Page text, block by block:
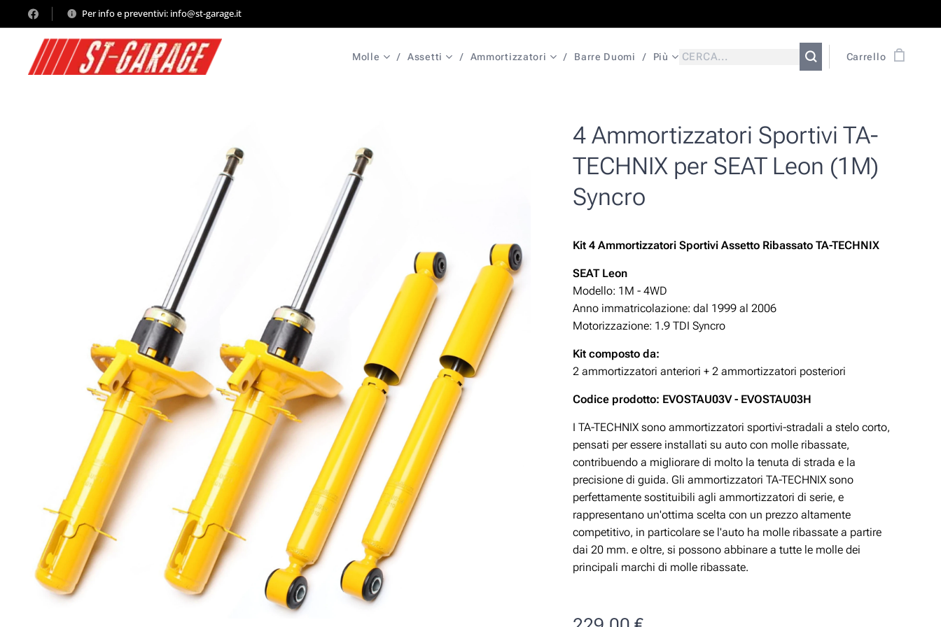
Per info e preventivi: info@st-garage.it
Molle Assetti Ammortizzatori Barre Duomi Più Carrello
4 Ammortizzatori Sportivi TA-
TECHNIX per SEAT Leon (1M)
Syncro
Kit 4 Ammortizzatori Sportivi Assetto Ribassato TA-TECHNIX
SEAT Leon
Modello: 1M - 4WD
Anno immatricolazione: dal 1999 al 2006
Motorizzazione: 1.9 TDISyncro
Kit composto da:
2 ammortizzatori anteriori + 2 ammortizzatori posteriori
Codice prodotto: EVOSTAU03V - EVOSTAU03H
I TA-TECHNIX sono ammortizzatori sportivi-stradali a stelo corto,
pensati per essere installati su auto con molle ribassate,
contribuendo a migliorare di molto la tenuta di strada e la
precisione di guida. Gli ammortizzatori TA-TECHNIX sono
perfettamente sostituibili agli ammortizzatori di serie, e
rappresentano un'ottima scelta con un prezzo altamente
competitivo, in particolare se l'auto ha molle ribassate a partire
dai 20 mm. e oltre, si possono abbinare a tutte le molle dei
principali marchi di molle ribassate.